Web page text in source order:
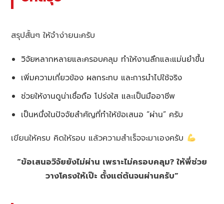
สรุปสั้นๆ ให้จำง่ายนะครับ
วิจัยหลากหลายและครอบคลุม ทำให้งานลึกและแม่นยำขึ้น
เพิ่มความเกี่ยวข้อง ผลกระทบ และการนำไปใช้จริง
ช่วยให้งานดูน่าเชื่อถือ โปร่งใส และเป็นมืออาชีพ
เป็นหนึ่งในปัจจัยสำคัญที่ทำให้ข้อเสนอ “ผ่าน” ครับ
เขียนให้ครบ คิดให้รอบ แล้วความสำเร็จจะมาเองครับ
“ข้อเสนอวิจัยยังไม่ผ่าน เพราะไม่ครอบคลุม? ให้พี่ช่วย
วางโครงให้เป๊ะ ตั้งแต่ต้นจนผ่านครับ”